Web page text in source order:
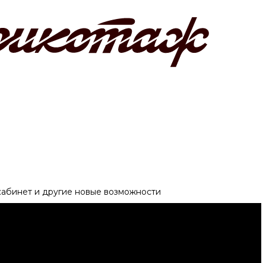
и другие новые возможности